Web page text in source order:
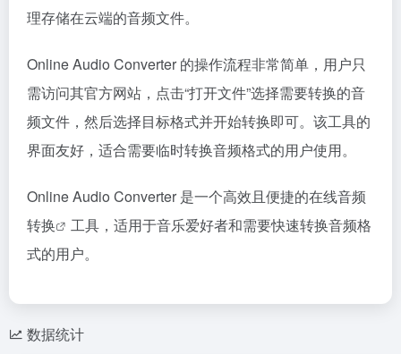
理存储在云端的音频文件。
Online Audio Converter 的操作流程非常简单，用户只
需访问其官方网站，点击“打开文件”选择需要转换的音
频文件，然后选择目标格式并开始转换即可。该工具的
界面友好，适合需要临时转换音频格式的用户使用。
Online Audio Converter 是一个高效且便捷的在线音频
转换
工具，适用于音乐爱好者和需要快速转换音频格
式的用户。
数据统计